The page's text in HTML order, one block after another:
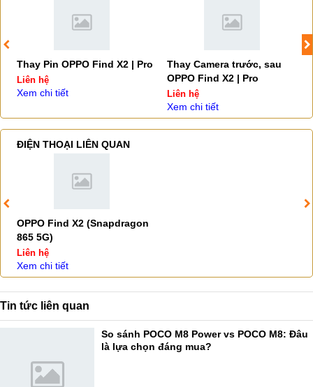
Thay Pin OPPO Find X2 | Pro
Liên hệ
Xem chi tiết
Thay Camera trước, sau
OPPO Find X2 | Pro
Liên hệ
Xem chi tiết
ĐIỆN THOẠI LIÊN QUAN
OPPO Find X2 (Snapdragon
865 5G)
Liên hệ
Xem chi tiết
Tin tức liên quan
So sánh POCO M8 Power vs POCO M8: Đâu
là lựa chọn đáng mua?